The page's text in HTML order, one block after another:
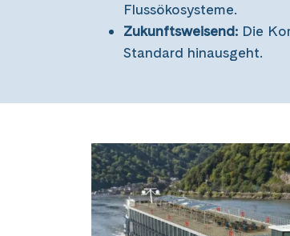
Flussökosysteme.
Zukunftsweisend: Die
Standard hinausgeht.